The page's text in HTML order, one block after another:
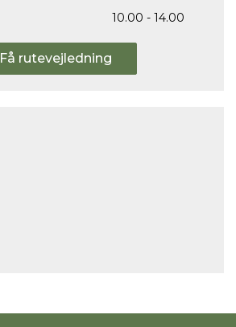
10.00 - 14.00
Få rutevejledning